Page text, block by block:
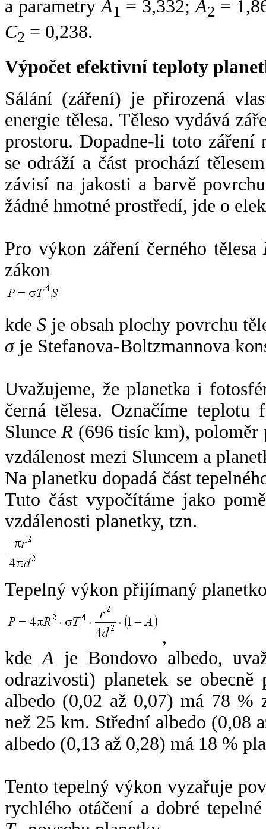
a parametryA1 = 3,332;A2 =
C2 = 0,238.
Výpočet efektivní teploty
Sálání (záření) je přirozená
energie tělesa. Těleso vydává
prostoru. Dopadne-li toto záření
se odráží a část prochází
závisí na jakosti a barvě
žádné hmotné prostředí, jde o
Pro výkon záření černého tělesa
zákon
kdeS je obsah plochy povrchu
σje Stefanova-Boltzmannova
Uvažujeme, že planetka i
černá tělesa. Označíme
SlunceR (696 tisíc km),
vzdálenost mezi Sluncem a
Na planetku dopadá část
Tuto část vypočítáme jako
vzdálenosti planetky, tzn.
Tepelný výkon přijímaný
,
kdeA je Bondovo albedo,
odrazivosti) planetek se
albedo (0,02 až 0,07) má 78 %
než 25 km. Střední albedo (0,08
albedo (0,13 až 0,28) má 18 %
Tento tepelný výkon vyzařuje
rychlého otáčení a dobré